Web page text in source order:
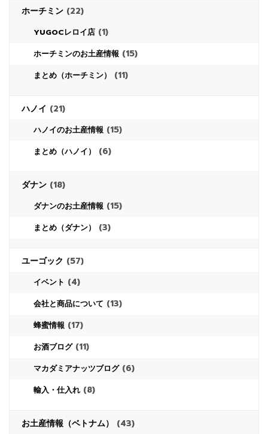
ホーチミン (22)
YUGOCレロイ店 (1)
ホーチミンのお土産情報 (15)
まとめ（ホーチミン） (11)
ハノイ (21)
ハノイのお土産情報 (15)
まとめ（ハノイ） (6)
ダナン (18)
ダナンのお土産情報 (15)
まとめ（ダナン） (3)
ユーゴック (57)
イベント (4)
会社と商品について (13)
蜂蜜情報 (17)
お酒ブログ(11)
マカダミアナッツブログ(6)
輸入・仕入れ (8)
お土産情報（ベトナム） (43)